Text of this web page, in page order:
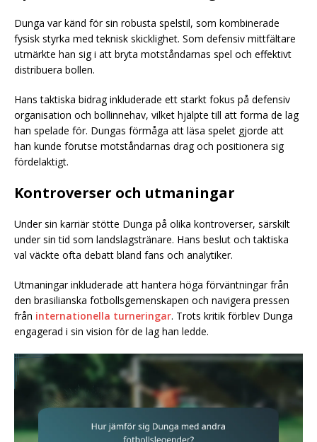
Dunga var känd för sin robusta spelstil, som kombinerade
fysisk styrka med teknisk skicklighet. Som defensiv mittfältare
utmärkte han sig i att bryta motståndarnas spel och effektivt
distribuera bollen.
Hans taktiska bidrag inkluderade ett starkt fokus på defensiv
organisation och bollinnehav, vilket hjälpte till att forma de lag
han spelade för. Dungas förmåga att läsa spelet gjorde att
han kunde förutse motståndarnas drag och positionera sig
fördelaktigt.
Kontroverser och utmaningar
Under sin karriär stötte Dunga på olika kontroverser, särskilt
under sin tid som landslagstränare. Hans beslut och taktiska
val väckte ofta debatt bland fans och analytiker.
Utmaningar inkluderade att hantera höga förväntningar från
den brasilianska fotbollsgemenskapen och navigera pressen
från internationella turneringar. Trots kritik förblev Dunga
engagerad i sin vision för de lag han ledde.